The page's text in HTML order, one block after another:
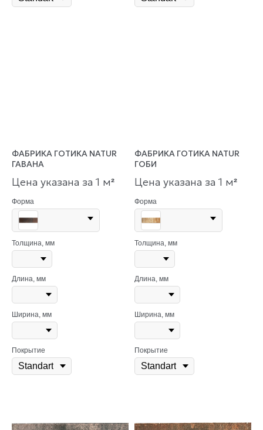
ФАБРИКА ГОТИКА NATUR
ГАВАНА
Цена указана за 1 м²
Форма
Толщина, мм
Длина, мм
Ширина, мм
Покрытие
ФАБРИКА ГОТИКА NATUR
ГОБИ
Цена указана за 1 м²
Форма
Толщина, мм
Длина, мм
Ширина, мм
Покрытие